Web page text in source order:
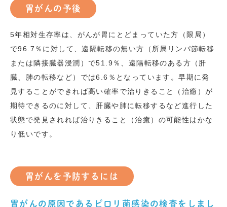
胃がんの予後
5年相対生存率は、がんが胃にとどまっていた方（限局）
で96.7 ％に対して、遠隔転移の無い方（所属リンパ節転移
または隣接臓器浸潤）で51.9 ％、遠隔転移のある方（肝
臓、肺の転移など）では6.6 ％となっています。早期に発
見することができれば高い確率で治りきること（治癒）が
期待できるのに対して、肝臓や肺に転移するなど進行した
状態で発見されれば治りきること（治癒）の可能性はかな
り低いです。
胃がんを予防するには
胃がんの原因であるピロリ菌感染の検査をしまし